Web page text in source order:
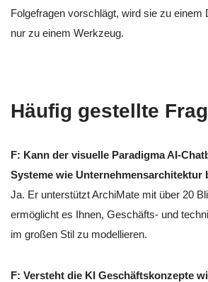
Folgefragen vorschlägt, wird sie zu einem
nur zu einem Werkzeug.
Häufig gestellte
F: Kann der visuelle Paradigma AI-
Systeme wie Unternehmensarchitektur
Ja. Er unterstützt ArchiMate mit über 20
ermöglicht es Ihnen, Geschäfts- und
im großen Stil zu modellieren.
F: Versteht die KI Geschäftskonzepte